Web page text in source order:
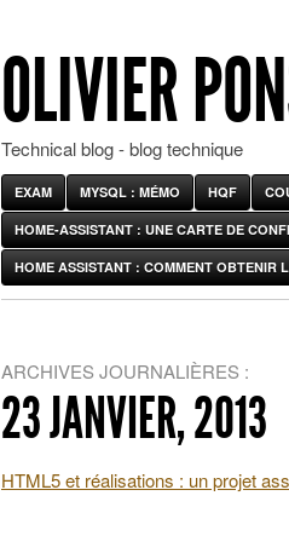
OLIVIER
Technical blog - blog technique
EXAM MYSQL : MÉMO HQF
HOME-ASSISTANT : UNE CARTE DE
HOME ASSISTANT : COMMENT OBTENIR
ARCHIVES JOURNALIÈRES :
23 JANVIER, 2013
HTML5 et réalisations : un projet